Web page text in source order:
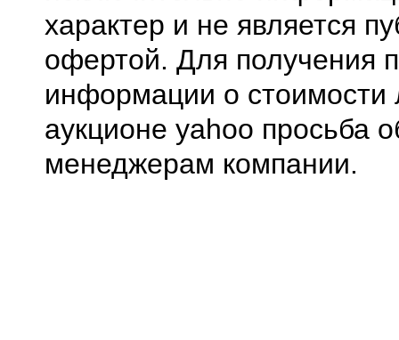
характер и не является
офертой. Для получения
информации о стоимости
аукционе yahoo просьба
менеджерам компании.